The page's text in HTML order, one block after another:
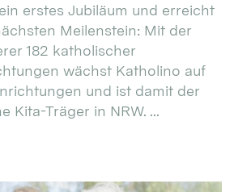
erstes Jubiläum und erreicht
Meilenstein: Mit der
182 katholischer
wächst Katholino auf
und ist damit der
Kita-Träger in NRW. ...